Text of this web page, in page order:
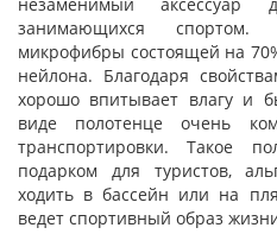
занимающихся
микрофибры состоящей на
нейлона. Благодаря
хорошо впитывает влагу и
виде полотенце очень
транспортировки. Такое
подарком для туристов,
ходить в бассейн или на
ведет спортивный образ